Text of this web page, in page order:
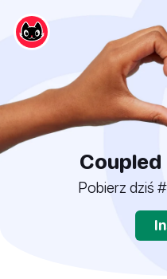
Coupled
Pobierz dziś